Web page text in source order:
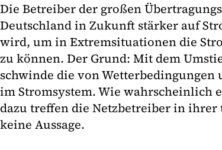
Die Betreiber der großen
Deutschland in Zukunft stärker auf
wird, um in Extremsituationen die
zu können. Der Grund: Mit dem
schwinde die von Wetterbedingungen
im Stromsystem. Wie wahrscheinlich
dazu treffen die Netzbetreiber in ihrer
keine Aussage.